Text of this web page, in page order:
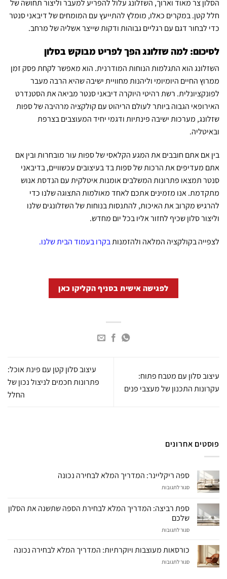
הסלון צר מאוד וארוך, השזלונג עלול להפריע למעבר וליצור תחושה של
חלל קטן. במקרים כאלו, מומלץ להתייעץ עם המומחים של דיבאני סנטר
כדי לבחור דגם עם רגליים גבוהות ודקות שייצר אשליה של מרחב.
לסיכום: למה שזלונג הפך לפריט מבוקש בסלון
השזלונג הוא התגלמות הנוחות המודרנית. הוא מאפשר לקחת פסק זמן
ממרוץ החיים היומיומי וליהנות מחוויית ישיבה שהיא הרבה מעבר
לפונקציונלית. רשת רהיטי היוקרה דיבאני סנטר מביאה את הסטנדרט
האירופאי הגבוה ביותר לעולם הריהוטעם קולקציה מרהיבה של ספות
שזלונג, מערכות ישיבה פינתיות ודגמי יחיד המעוצבים בצרפת
ובאיטליה.
בין אם אתם חובבים את המגע הקלאסי של ספות עור מובחרות ובין אם
אתם מעדיפים את הרכות של ספות בד בעיצובים עכשוויים, בדיבאני
סנטר תמצאו פתרונות המשלבים אומנות איטלקית עם הנדסת אנוש
מתקדמת. אנו מזמינים אתכם לאחד מאולמות התצוגה שלנו כדי
להרגיש מקרוב את האיכות, להתנסות בנוחות של השזלונגים שלנו
וליצור סלון שכיף לחזור אליו בכל יום מחדש.
לצפייה בקולקציה המלאה ולהזמנותבקרו בעמוד הבית שלנו.
לפגישה אישית בסניף הקליקו כאן
עיצוב סלון עם מטבח פתוח:
עקרונות התכנון של מעצבי פנים
עיצוב סלון קטן עם פינת אוכל:
פתרונות חכמים לניצול נכון של
החלל
פוסטים אחרונים
ספה ריקליינר: המדריך המלא לבחירה נכונה
סגור לתגובות
המדריך
לבחירה
ספת רביצה: המדריך המלא לבחירת הספה שתשנה את הסלון
שלכם
סגור לתגובות
רביצה:
המדריך
המלא
כורסאות מעוצבות ויוקרתיות: המדריך המלא לבחירה נכונה
סגור לתגובות